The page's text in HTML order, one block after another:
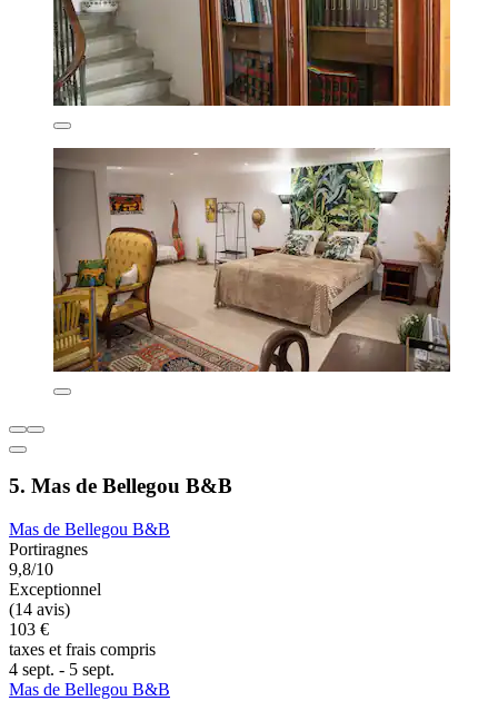
5. Mas de Bellegou B&B
Mas de Bellegou B&B
Portiragnes
9,8/10
Exceptionnel
(14 avis)
103 €
taxes et frais compris
4 sept. - 5 sept.
Mas de Bellegou B&B